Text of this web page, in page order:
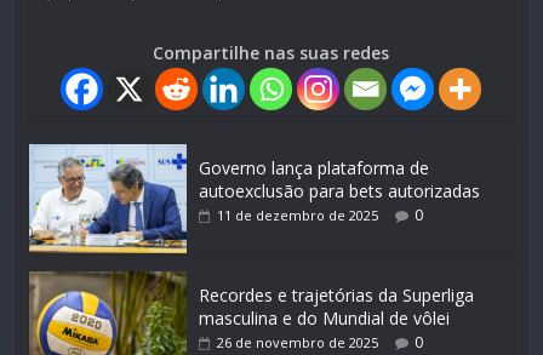
Compartilhe nas suas redes
Governo lança plataforma de
autoexclusão para bets autorizadas
11 de dezembro de 2025 0
Recordes e trajetórias da Superliga
masculina e do Mundial de vôlei
26 de novembro de 2025 0